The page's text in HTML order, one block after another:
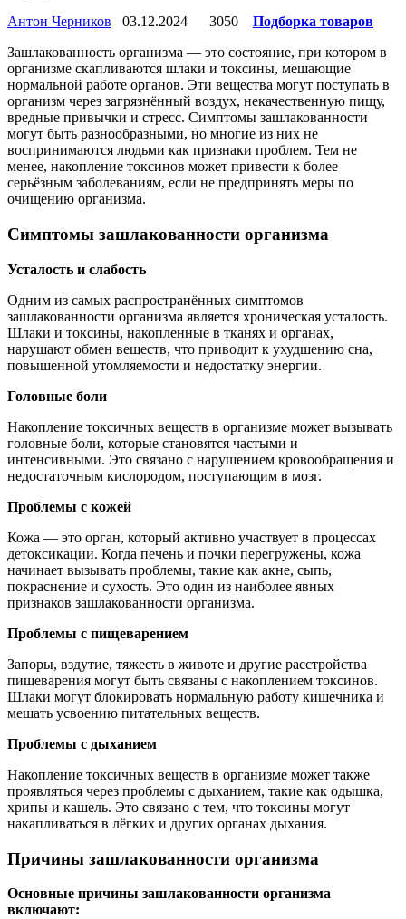
Антон Черников
03.12.2024 3050
Подборка товаров
Зашлакованность организма — это состояние, при котором в
организме скапливаются шлаки и токсины, мешающие
нормальной работе органов. Эти вещества могут поступать в
организм через загрязнённый воздух, некачественную пищу,
вредные привычки и стресс. Симптомы зашлакованности
могут быть разнообразными, но многие из них не
воспринимаются людьми как признаки проблем. Тем не
менее, накопление токсинов может привести к более
серьёзным заболеваниям, если не предпринять меры по
очищению организма.
Симптомы зашлакованности организма
Усталость и слабость
Одним из самых распространённых симптомов
зашлакованности организма является хроническая усталость.
Шлаки и токсины, накопленные в тканях и органах,
нарушают обмен веществ, что приводит к ухудшению сна,
повышенной утомляемости и недостатку энергии.
Головные боли
Накопление токсичных веществ в организме может вызывать
головные боли, которые становятся частыми и
интенсивными. Это связано с нарушением кровообращения и
недостаточным кислородом, поступающим в мозг.
Проблемы с кожей
Кожа — это орган, который активно участвует в процессах
детоксикации. Когда печень и почки перегружены, кожа
начинает вызывать проблемы, такие как акне, сыпь,
покраснение и сухость. Это один из наиболее явных
признаков зашлакованности организма.
Проблемы с пищеварением
Запоры, вздутие, тяжесть в животе и другие расстройства
пищеварения могут быть связаны с накоплением токсинов.
Шлаки могут блокировать нормальную работу кишечника и
мешать усвоению питательных веществ.
Проблемы с дыханием
Накопление токсичных веществ в организме может также
проявляться через проблемы с дыханием, такие как одышка,
хрипы и кашель. Это связано с тем, что токсины могут
накапливаться в лёгких и других органах дыхания.
Причины зашлакованности организма
Основные причины зашлакованности организма
включают: